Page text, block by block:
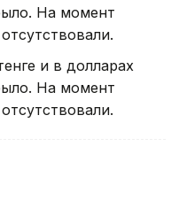
На момент
и в долларах
На момент